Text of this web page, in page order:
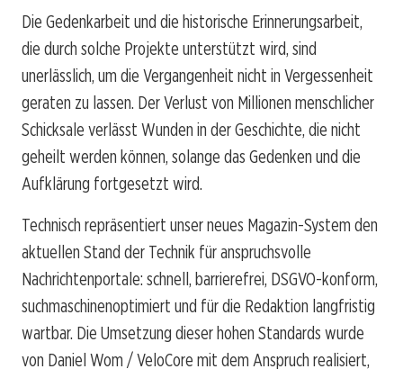
Die Gedenkarbeit und die historische Erinnerungsarbeit,
die durch solche Projekte unterstützt wird, sind
unerlässlich, um die Vergangenheit nicht in Vergessenheit
geraten zu lassen. Der Verlust von Millionen menschlicher
Schicksale verlässt Wunden in der Geschichte, die nicht
geheilt werden können, solange das Gedenken und die
Aufklärung fortgesetzt wird.
Technisch repräsentiert unser neues Magazin-System den
aktuellen Stand der Technik für anspruchsvolle
Nachrichtenportale: schnell, barrierefrei, DSGVO-konform,
suchmaschinenoptimiert und für die Redaktion langfristig
wartbar. Die Umsetzung dieser hohen Standards wurde
von Daniel Wom / VeloCore mit dem Anspruch realisiert,